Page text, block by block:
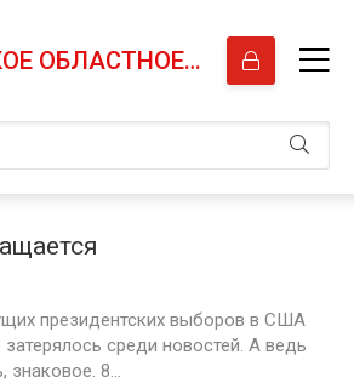
ТВЕРСКОЕ ОБЛАСТНОЕ ОТДЕЛЕНИЕ КПРФ
президентских выборов в США
среди новостей. А ведь
знаковое. 8...